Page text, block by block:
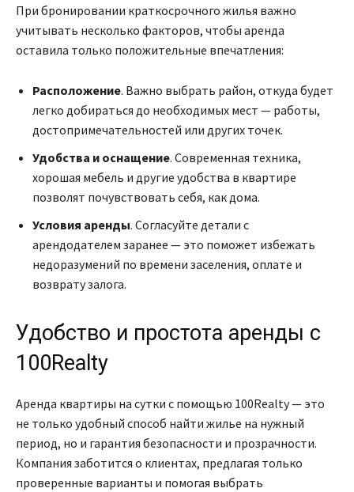
При бронировании краткосрочного жилья важно
учитывать несколько факторов, чтобы аренда
оставила только положительные впечатления:
Расположение. Важно выбрать район, откуда будет
легко добираться до необходимых мест — работы,
достопримечательностей или других точек.
Удобства и оснащение. Современная техника,
хорошая мебель и другие удобства в квартире
позволят почувствовать себя, как дома.
Условия аренды. Согласуйте детали с
арендодателем заранее — это поможет избежать
недоразумений по времени заселения, оплате и
возврату залога.
Удобство и простота аренды с
100Realty
Аренда квартиры на сутки с помощью 100Realty — это
не только удобный способ найти жилье на нужный
период, но и гарантия безопасности и прозрачности.
Компания заботится о клиентах, предлагая только
проверенные варианты и помогая выбрать